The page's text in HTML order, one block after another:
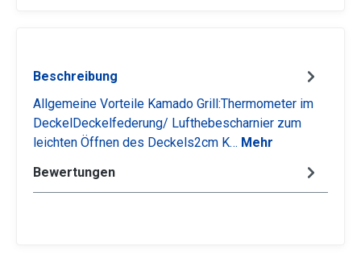
Beschreibung
Allgemeine Vorteile Kamado Grill:Thermometer im
DeckelDeckelfederung/ Lufthebescharnier zum
leichten Öffnen des Deckels2cm K… Mehr
Bewertungen